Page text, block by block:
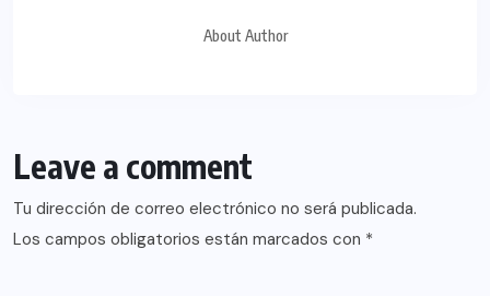
About Author
Leave a comment
Tu dirección de correo electrónico no será publicada.
Los campos obligatorios están marcados con *